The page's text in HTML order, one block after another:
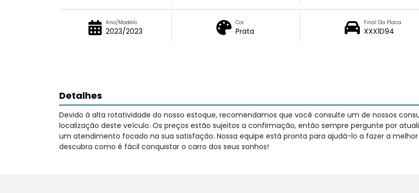
Ano/Modelo
2023/2023
Cor
Prata
Final Da Placa
XXX1D94
Detalhes
Devido à alta rotatividade do nosso estoque, recomendamos que você consulte um de nossos
localização deste veículo. Os preços estão sujeitos a confirmação, então sempre pergunte por
um atendimento focado na sua satisfação. Nossa equipe está pronta para ajudá-lo a fazer a
descubra como é fácil conquistar o carro dos seus sonhos!